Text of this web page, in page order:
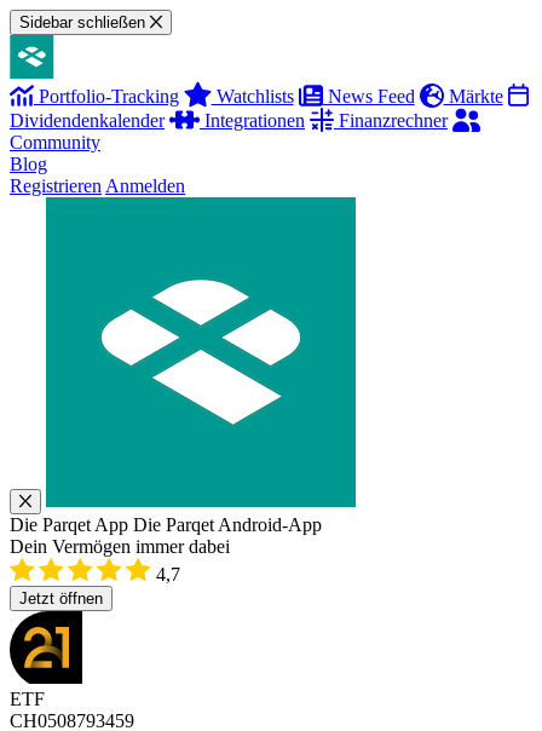
Sidebar schließen
Portfolio-Tracking Watchlists News Feed
Märkte
Dividendenkalender
Integrationen
Finanzrechner
Community
Blog
Registrieren Anmelden
Die Parqet App Die Parqet Android-App
Dein Vermögen immer dabei
4,7
Jetzt öffnen
ETF
CH0508793459